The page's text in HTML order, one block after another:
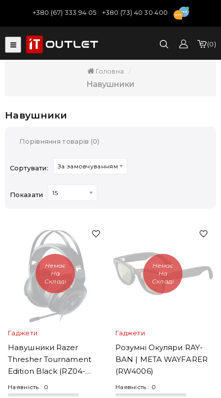
+380 (67) 333 94 05 +380 (73) 40 30 400
0
Головна
Навушники
Навушники
Порівняння товарів (0)
Сортувати: За замовчуванням
Показати 15
Немає
На
Складі
Гаджети
Навушники Razer
Thresher Tournament
Edition Black (RZ04-
Наявність : 0
Немає
На
Складі
Гаджети
Розумні Окуляри RAY-
BAN | META WAYFARER
(RW4006)
Наявність : 0